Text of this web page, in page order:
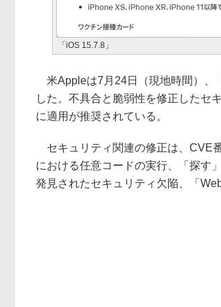
「iOS 15.7.8」
米Appleは7月24日（現地時間）、
した。不具合と脆弱性を修正したセ
に適用が推奨されている。
セキュリティ関連の修正は、CVE
における任意コードの実行、「探す
発見されたセキュリティ欠陥、「